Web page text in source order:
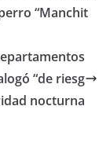
“Manchit
“de riesg
nocturna